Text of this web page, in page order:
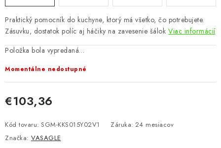
Reklamácie a odstúpenie od zmluvy
Praktický pomocník do kuchyne, ktorý má všetko, čo potrebujete.
Zásuvku, dostatok políc aj háčiky na zavesenie šálok Viac informácií
Položka bola vypredaná…
Momentálne nedostupné
€103,36
Kód tovaru: SGM-KKS015Y02V1 Záruka: 24 mesiacov
Značka: VASAGLE